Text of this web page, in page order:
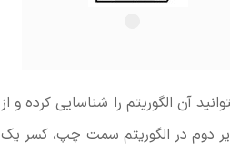
آن الگوریتم را شناسایی کرده و از
دوم در الگوریتم سمت چپ، کسر یک